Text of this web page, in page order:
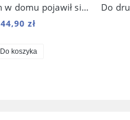
Kubek Zanim w domu pojawił się Pies 330 ml
44,90 zł
Do koszyka